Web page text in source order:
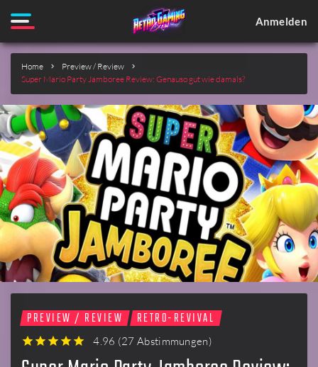
Anmelden
Home
Preview / Review
Super Mario Party Jamboree Review: Genauso gut wie damals?
PREVIEW / REVIEW RETRO-REVIVAL
4.96 (27 Abstimmungen)